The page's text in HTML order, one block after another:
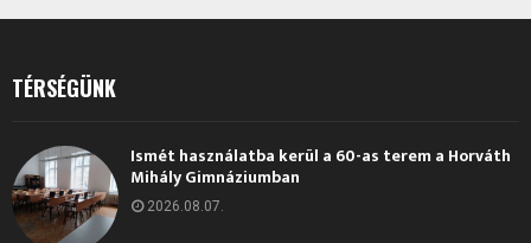
TÉRSÉGÜNK
Ismét használatba kerül a 60-as terem a Horváth
Mihály Gimnáziumban
2026.08.07.